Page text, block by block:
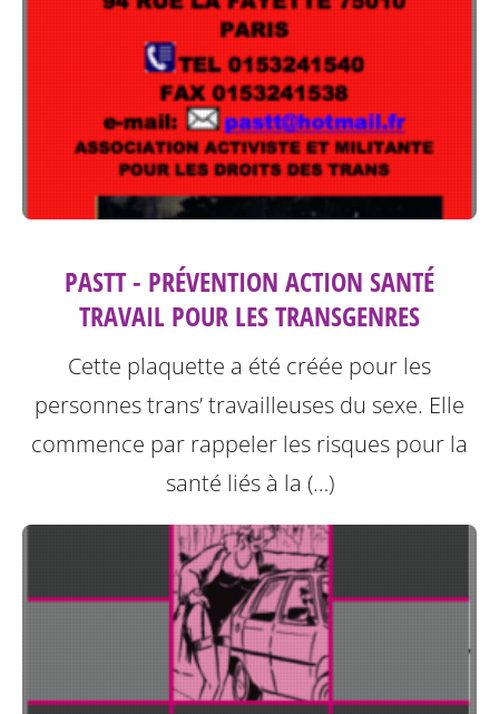
PASTT - PRÉVENTION ACTION SANTÉ
TRAVAIL POUR LES TRANSGENRES
Cette plaquette a été créée pour les
personnes trans’ travailleuses du sexe. Elle
commence par rappeler les risques pour la
santé liés à la (…)